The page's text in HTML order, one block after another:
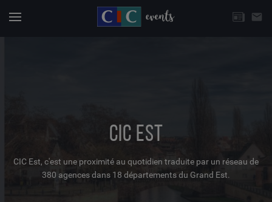
email
CHOISISSEZ UNE THÉMATIQUE
CIC EST
CIC Est, c'est une proximité au quotidien traduite par un réseau de
380 agences dans 18 départements du Grand Est.